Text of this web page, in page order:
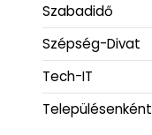
Szabadidő
Szépség-Divat
Tech-IT
Településenként